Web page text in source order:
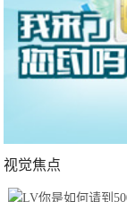
视觉焦点